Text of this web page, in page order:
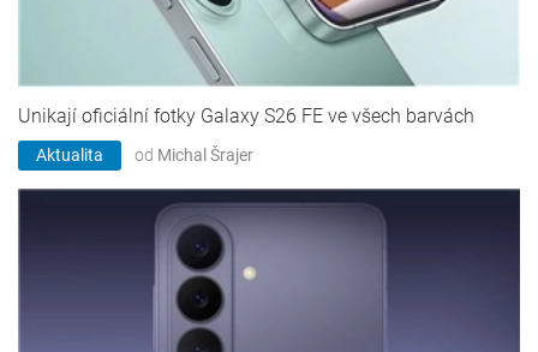
Unikají oficiální fotky Galaxy S26 FE ve všech barvách
Aktualita od Michal Šrajer